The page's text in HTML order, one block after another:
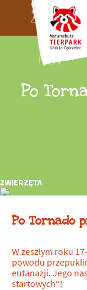
Po
ZWIERZĘTA
Po Tornado
W zeszłym roku
powodu
eutanazji. Jego
startowych“!